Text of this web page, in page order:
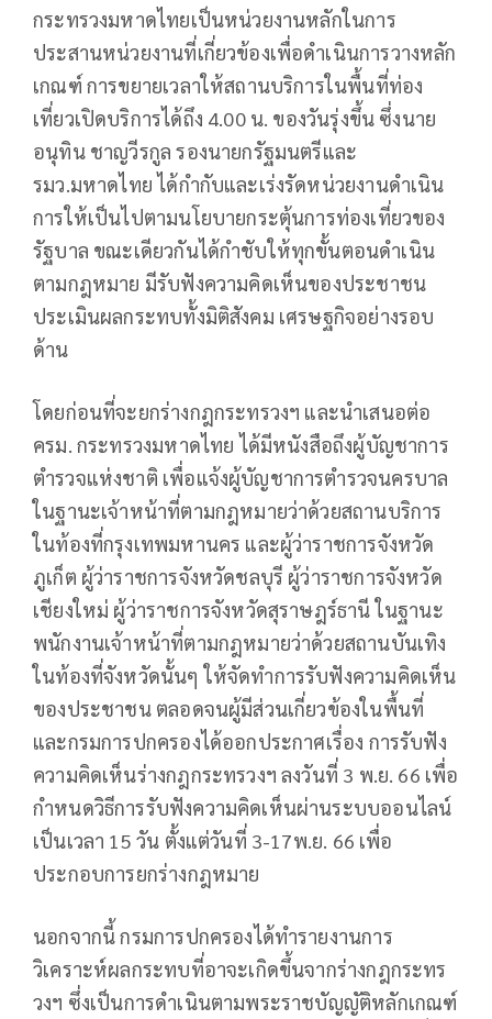
กระทรวงมหาดไทยเป็นหน่วยงานหลักในการ
ประสานหน่วยงานที่เกี่ยวข้องเพื่อดำเนินการวางหลัก
เกณฑ์ การขยายเวลาให้สถานบริการในพื้นที่ท่อง
เที่ยวเปิดบริการได้ถึง 4.00 น. ของวันรุ่งขึ้น ซึ่งนาย
อนุทิน ชาญวีรกูล รองนายกรัฐมนตรีและ
รมว.มหาดไทย ได้กำกับและเร่งรัดหน่วยงานดำเนิน
การให้เป็นไปตามนโยบายกระตุ้นการท่องเที่ยวของ
รัฐบาล ขณะเดียวกันได้กำชับให้ทุกขั้นตอนดำเนิน
ตามกฎหมาย มีรับฟังความคิดเห็นของประชาชน
ประเมินผลกระทบทั้งมิติสังคม เศรษฐกิจอย่างรอบ
ด้าน
โดยก่อนที่จะยกร่างกฎกระทรวงฯ และนำเสนอต่อ
ครม. กระทรวงมหาดไทย ได้มีหนังสือถึงผู้บัญชาการ
ตำรวจแห่งชาติ เพื่อแจ้งผู้บัญชาการตำรวจนครบาล
ในฐานะเจ้าหน้าที่ตามกฎหมายว่าด้วยสถานบริการ
ในท้องที่กรุงเทพมหานคร และผู้ว่าราชการจังหวัด
ภูเก็ต ผู้ว่าราชการจังหวัดชลบุรี ผู้ว่าราชการจังหวัด
เชียงใหม่ ผู้ว่าราชการจังหวัดสุราษฎร์ธานี ในฐานะ
พนักงานเจ้าหน้าที่ตามกฎหมายว่าด้วยสถานบันเทิง
ในท้องที่จังหวัดนั้นๆ ให้จัดทำการรับฟังความคิดเห็น
ของประชาชน ตลอดจนผู้มีส่วนเกี่ยวข้องในพื้นที่
และกรมการปกครองได้ออกประกาศเรื่อง การรับฟัง
ความคิดเห็นร่างกฎกระทรวงฯ ลงวันที่ 3 พ.ย. 66 เพื่อ
กำหนดวิธีการรับฟังความคิดเห็นผ่านระบบออนไลน์
เป็นเวลา 15 วัน ตั้งแต่วันที่ 3-17พ.ย. 66 เพื่อ
ประกอบการยกร่างกฎหมาย
นอกจากนี้ กรมการปกครองได้ทำรายงานการ
วิเคราะห์ผลกระทบที่อาจะเกิดขึ้นจากร่างกฎกระทร
วงฯ ซึ่งเป็นการดำเนินตามพระราชบัญญัติหลักเกณฑ์